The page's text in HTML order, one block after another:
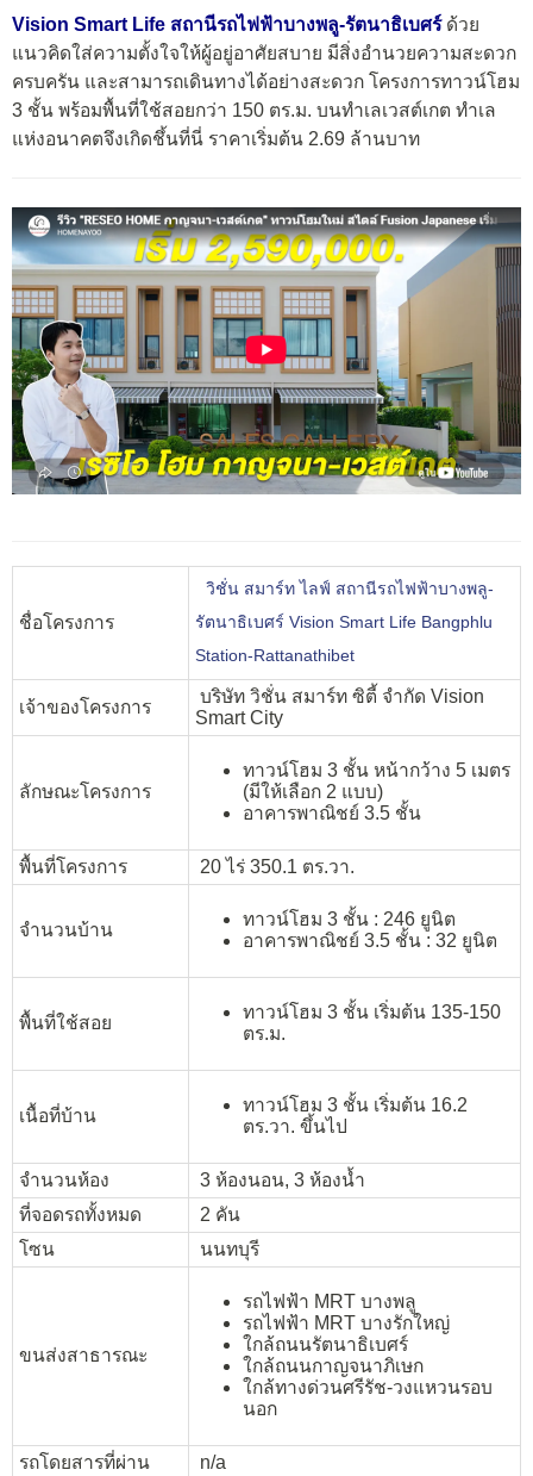
Vision Smart Life สถานีรถไฟฟ้าบางพลู-รัตนาธิเบศร์ด้วย
แนวคิดใส่ความตั้งใจให้ผู้อยู่อาศัยสบาย มีสิ่งอำนวยความสะดวก
ครบครัน และสามารถเดินทางได้อย่างสะดวก โครงการทาวน์โฮม
3 ชั้น พร้อมพื้นที่ใช้สอยกว่า 150 ตร.ม. บนทำเลเวสต์เกต ทำเล
แห่งอนาคตจึงเกิดชึ้นที่นี่ ราคาเริ่มต้น 2.69 ล้านบาท
ชื่อโครงการ
วิชั่น สมาร์ท ไลฟ์ สถานีรถไฟฟ้าบางพลู-
รัตนาธิเบศร์ Vision Smart Life Bangphlu
Station-Rattanathibet
เจ้าของโครงการ
บริษัท วิชั่น สมาร์ท ซิตี้ จำกัด Vision
Smart City
ลักษณะโครงการ
ทาวน์โฮม 3 ชั้น หน้ากว้าง 5 เมตร
(มีให้เลือก 2 แบบ)
อาคารพาณิชย์ 3.5 ชั้น
พื้นที่โครงการ 20 ไร่ 350.1 ตร.วา.
จำนวนบ้าน
ทาวน์โฮม 3 ชั้น : 246 ยูนิต
อาคารพาณิชย์ 3.5 ชั้น : 32 ยูนิต
พื้นที่ใช้สอย
ทาวน์โฮม 3 ชั้น เริ่มต้น 135-150
ตร.ม.
เนื้อที่บ้าน
ทาวน์โฮม 3 ชั้น เริ่มต้น 16.2
ตร.วา. ขึ้นไป
จำนวนห้อง
3 ห้องนอน, 3 ห้องน้ำ
ที่จอดรถทั้งหมด
2 คัน
โซน
นนทบุรี
ขนส่งสาธารณะ
รถไฟฟ้า MRT บางพลู
รถไฟฟ้า MRT บางรักใหญ่
ใกล้ถนนรัตนาธิเบศร์
ใกล้ถนนกาญจนาภิเษก
ใกล้ทางด่วนศรีรัช-วงแหวนรอบ
นอก
รถโดยสารที่ผ่าน n/a